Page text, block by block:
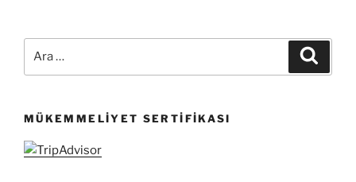
MÜKEMMELIYET SERTIFIKASI